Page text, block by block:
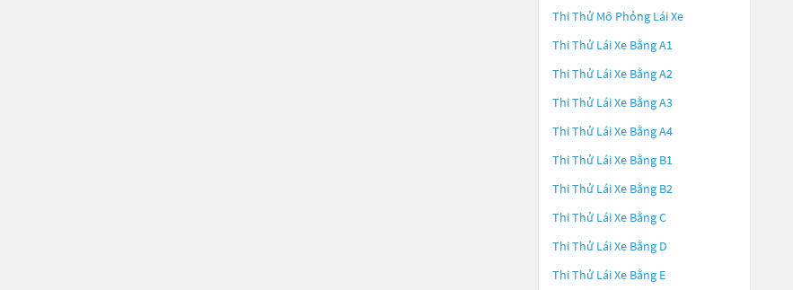
Thi Thử Mô Phỏng Lái Xe
Thi Thử Lái Xe Bằng A1
Thi Thử Lái Xe Bằng A2
Thi Thử Lái Xe Bằng A3
Thi Thử Lái Xe Bằng A4
Thi Thử Lái Xe Bằng B1
Thi Thử Lái Xe Bằng B2
Thi Thử Lái Xe Bằng C
Thi Thử Lái Xe Bằng D
Thi Thử Lái Xe Bằng E